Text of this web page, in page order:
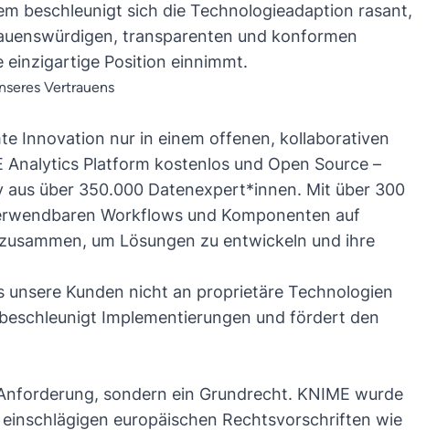
beschleunigt sich die Technologieadaption rasant,
transparenten und konformen
einzigartige Position einnimmt.
Vertrauens
Innovation nur in einem offenen, kollaborativen
Platform kostenlos und Open Source –
über 350.000 Datenexpert*innen. Mit über 300
Workflows und Komponenten auf
um Lösungen zu entwickeln und ihre
Kunden nicht an proprietäre Technologien
Implementierungen und fördert den
sondern ein Grundrecht. KNIME wurde
europäischen Rechtsvorschriften wie